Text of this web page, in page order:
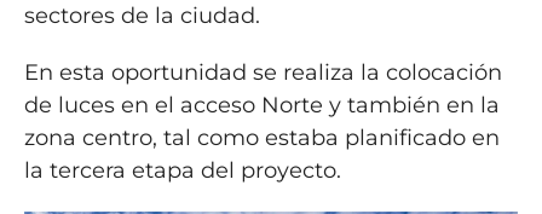
sectores de la ciudad.
En esta oportunidad se realiza la colocación
de luces en el acceso Norte y también en la
zona centro, tal como estaba planificado en
la tercera etapa del proyecto.